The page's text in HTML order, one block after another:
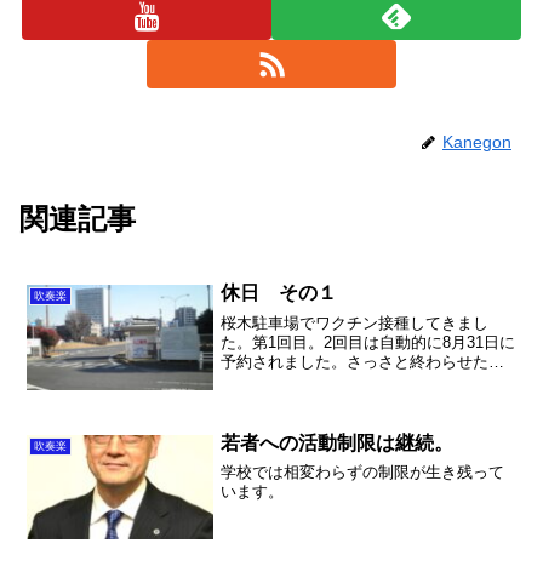
Kanegon
関連記事
吹奏楽 休日 その１
桜木駐車場でワクチン接種してきまし
た。第1回目。2回目は自動的に8月31日に
予約されました。さっさと終わらせたい
吹奏楽 若者への活動制限は継続。
学校では相変わらずの制限が生き残って
います。